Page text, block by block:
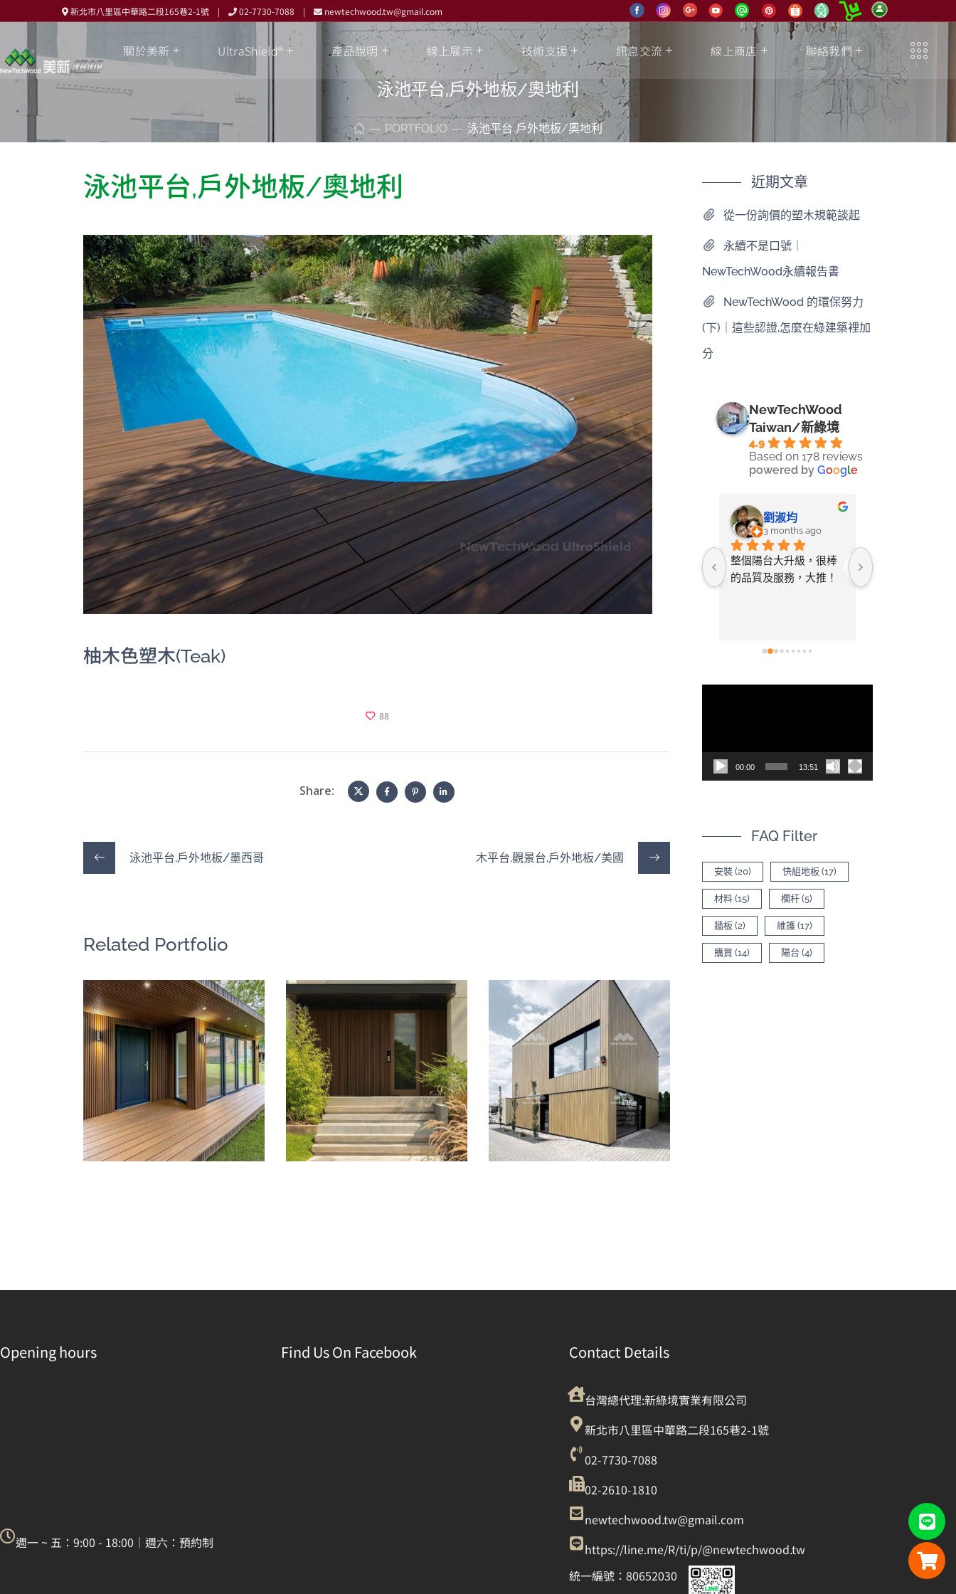
新北市八里區中華路二段165巷2-1號 | 02-7730-7088 | newtechwood.tw@gmail.com
關於美新 UltraShield® 產品說明 線上展示 技術支援 訊息交流 線上商店 聯絡我們
泳池平台,戶外地板/奧地利
PORTFOLIO 泳池平台,戶外地板/奧地利
泳池平台,戶外地板/奧地利
柚木色塑木(Teak)
88
Share:
泳池平台,戶外地板/墨西哥 木平台,觀景台,戶外地板/美國
Related Portfolio
露台、外牆｜黎
巴嫩
入口外牆｜黎巴
嫩
亞洲
展示中心-塑木
外牆/波蘭
近期文章
從一份詢價的塑木規範談起
永續不是口號｜
NewTechWood永續報告書
NewTechWood 的環保努力
(下)｜這些認證,怎麼在綠建築裡加
分
NewTechWood
Taiwan/新綠境
4.9
Based on 178 reviews
powered by Google
MAN-LIN LI
18 days ago
加入官方的Line將自己
需要鋪設的空間拍照詢
問，人員會教該如何測
量並進一步與您討論需
詳細介紹產品差異
劉淑均
3 months ago
整個陽台大升級，很棒
的品質及服務，大推！
放
00:00 13:51
FAQ Filter
安裝 (20) 快組地板 (17)
材料 (15) 欄杆 (5)
牆板 (2) 維護 (17)
購買 (14) 陽台 (4)
Opening hours
週一 ~ 五：9:00 - 18:00｜週六：預約制
Find Us On Facebook Contact Details
台灣總代理:新綠境實業有限公司
新北市八里區中華路二段165巷2-1號
02-7730-7088
02-2610-1810
newtechwood.tw@gmail.com
https://line.me/R/ti/p/@newtechwood.tw
統一編號：80652030